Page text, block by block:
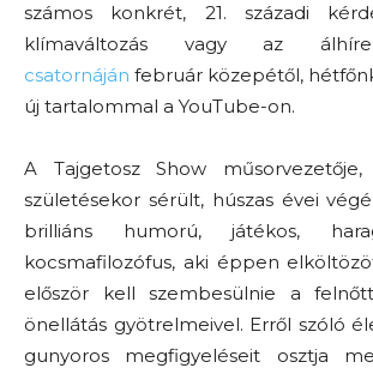
számos konkrét, 21. századi
klímaváltozás vagy az
csatornáján február közepétől,
új tartalommal a YouTube-on.
A Tajgetosz Show
születésekor sérült, húszas évei
brilliáns humorú, játékos,
kocsmafilozófus, aki éppen
először kell szembesülnie a
önellátás gyötrelmeivel. Erről szóló
gunyoros megfigyeléseit osztja